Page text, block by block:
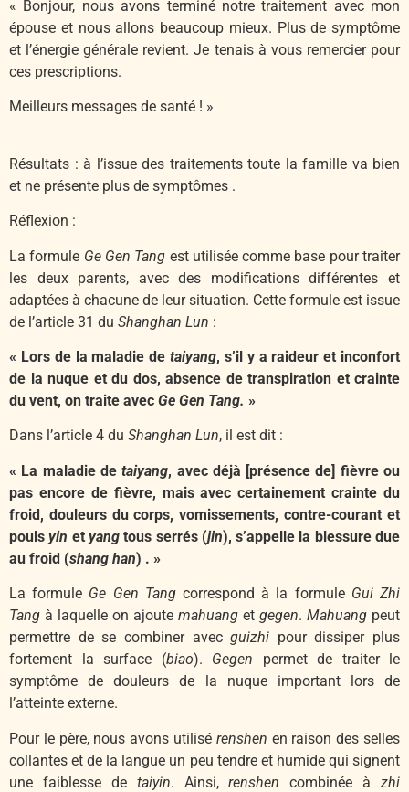
« Bonjour, nous avons terminé notre traitement avec mon
épouse et nous allons beaucoup mieux. Plus de symptôme
et l’énergie générale revient. Je tenais à vous remercier pour
ces prescriptions.
Meilleurs messages de santé ! »
Résultats : à l’issue des traitements toute la famille va bien
et ne présente plus de symptômes .
Réflexion :
La formule Ge Gen Tang est utilisée comme base pour traiter
les deux parents, avec des modifications différentes et
adaptées à chacune de leur situation. Cette formule est issue
de l’article 31 du Shanghan Lun :
« Lors de la maladie de taiyang, s’il y a raideur et inconfort
de la nuque et du dos, absence de transpiration et crainte
du vent, on traite avec Ge Gen Tang. »
Dans l’article 4 du Shanghan Lun, il est dit :
« La maladie detaiyang, avec déjà [présence de] fièvre ou
pas encore de fièvre, mais avec certainement crainte du
froid, douleurs du corps, vomissements, contre-courant et
poulsyin et yangtous serrés (jin), s’appelle la blessure due
au froid (shang han) . »
La formule Ge Gen Tangcorrespond à la formule Gui Zhi
Tang à laquelle on ajoute mahuang et gegen. Mahuang peut
permettre de se combiner avecguizhi pour dissiper plus
fortement la surface (biao). Gegen permet de traiter le
symptôme de douleurs de la nuque important lors de
l’atteinte externe.
Pour le père, nous avons utilisé renshen en raison des selles
collantes et de la langue un peu tendre et humide qui signent
une faiblesse de taiyin. Ainsi,renshen combinée à zhi